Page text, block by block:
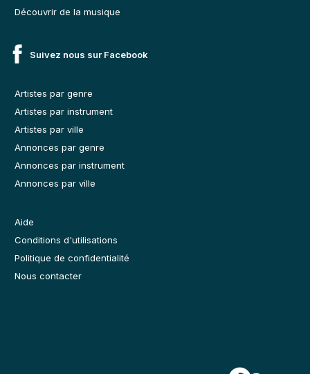
Découvrir de la musique
Suivez nous sur Facebook
Artistes par genre
Artistes par instrument
Artistes par ville
Annonces par genre
Annonces par instrument
Annonces par ville
Aide
Conditions d'utilisations
Politique de confidentialité
Nous contacter